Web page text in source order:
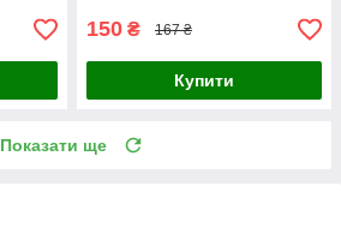
150 ₴ 167 ₴
Купити
Показати ще